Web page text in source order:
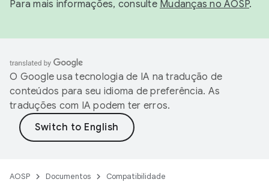
Para mais informações, consulte Mudanças no AOSP.
O Google usa tecnologia de IA na tradução de
conteúdos para seu idioma de preferência. As
traduções com IA podem ter erros.
AOSP Documentos Compatibilidade